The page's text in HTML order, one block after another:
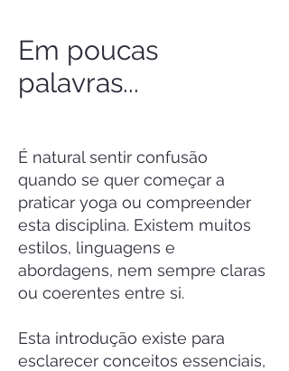
Em poucas
palavras...
É natural sentir confusão
quando se quer começar a
praticar yoga ou compreender
esta disciplina. Existem muitos
estilos, linguagens e
abordagens, nem sempre claras
ou coerentes entre si.
Esta introdução existe para
esclarecer conceitos essenciais,